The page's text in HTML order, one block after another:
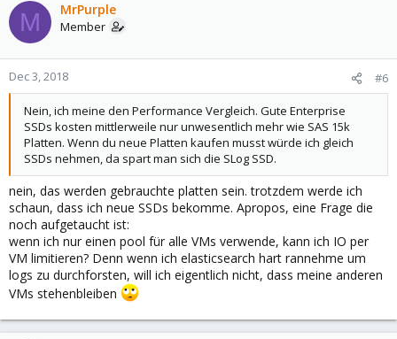
M MrPurple
Member
Dec 3, 2018 #6
Nein, ich meine den Performance Vergleich. Gute Enterprise
SSDs kosten mittlerweile nur unwesentlich mehr wie SAS 15k
Platten. Wenn du neue Platten kaufen musst würde ich gleich
SSDs nehmen, da spart man sich die SLog SSD.
nein, das werden gebrauchte platten sein. trotzdem werde ich
schaun, dass ich neue SSDs bekomme. Apropos, eine Frage die
noch aufgetaucht ist:
wenn ich nur einen pool für alle VMs verwende, kann ich IO per
VM limitieren? Denn wenn ich elasticsearch hart rannehme um
logs zu durchforsten, will ich eigentlich nicht, dass meine anderen
VMs stehenbleiben